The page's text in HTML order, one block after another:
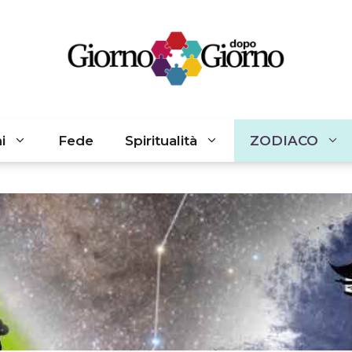
Fede Spiritualità ZODIACO